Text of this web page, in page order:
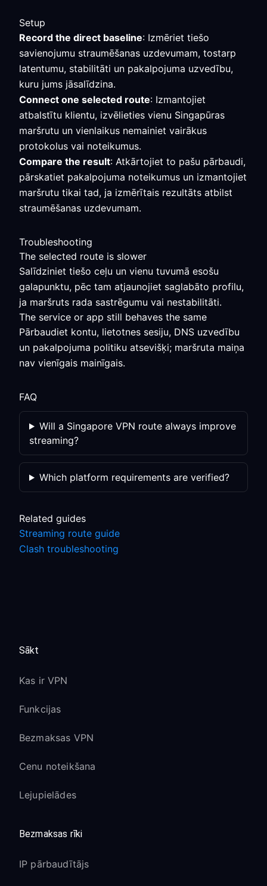
Setup
Record the direct baseline: Izmēriet tiešo
savienojumu straumēšanas uzdevumam, tostarp
latentumu, stabilitāti un pakalpojuma uzvedību,
kuru jums jāsalīdzina.
Connect one selected route: Izmantojiet
atbalstītu klientu, izvēlieties vienu Singapūras
maršrutu un vienlaikus nemainiet vairākus
protokolus vai noteikumus.
Compare the result: Atkārtojiet to pašu pārbaudi,
pārskatiet pakalpojuma noteikumus un izmantojiet
maršrutu tikai tad, ja izmērītais rezultāts atbilst
straumēšanas uzdevumam.
Troubleshooting
The selected route is slower
Salīdziniet tiešo ceļu un vienu tuvumā esošu
galapunktu, pēc tam atjaunojiet saglabāto profilu,
ja maršruts rada sastrēgumu vai nestabilitāti.
The service or app still behaves the same
Pārbaudiet kontu, lietotnes sesiju, DNS uzvedību
un pakalpojuma politiku atsevišķi; maršruta maiņa
nav vienīgais mainīgais.
FAQ
Will a Singapore VPN route always improve
streaming?
Which platform requirements are verified?
Related guides
Streaming route guide
Clash troubleshooting
Sākt
Kas ir VPN
Funkcijas
Bezmaksas VPN
Cenu noteikšana
Lejupielādes
Bezmaksas rīki
IP pārbaudītājs